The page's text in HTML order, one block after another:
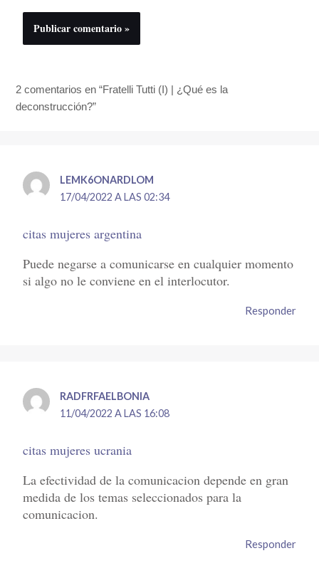
2 comentarios en “Fratelli Tutti (I) | ¿Qué es la
deconstrucción?”
LEMK6ONARDLOM
17/04/2022 A LAS 02:34
citas mujeres argentina
Puede negarse a comunicarse en cualquier momento
si algo no le conviene en el interlocutor.
Responder
RADFRFAELBONIA
11/04/2022 A LAS 16:08
citas mujeres ucrania
La efectividad de la comunicacion depende en gran
medida de los temas seleccionados para la
comunicacion.
Responder